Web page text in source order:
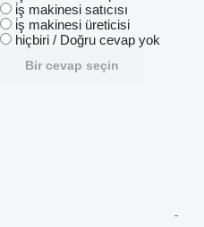
i̇ş makinesi satıcısı
i̇ş makinesi üreticisi
hiçbiri / Doğru cevap yok
Bir cevap seçin